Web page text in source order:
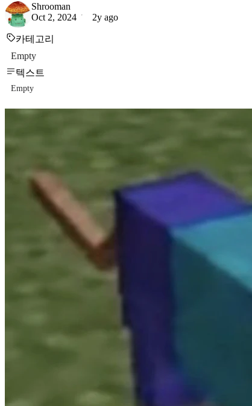
Shrooman
Oct 2, 2024
2y ago
카테고리
Empty
텍스트
Empty